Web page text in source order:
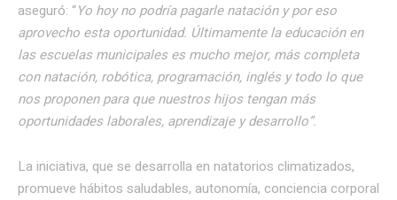
aseguró: “Yo hoy no podría pagarle natación y por eso
aprovecho esta oportunidad. Últimamente la educación en
las escuelas municipales es mucho mejor, más completa
con natación, robótica, programación, inglés y todo lo que
nos proponen para que nuestros hijos tengan más
oportunidades laborales, aprendizaje y desarrollo”.
La iniciativa, que se desarrolla en natatorios climatizados,
promueve hábitos saludables, autonomía, conciencia corporal